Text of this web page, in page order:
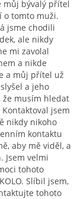
můj bývalý přítel
o tomto muži.
jsme chodili
ale nikdy
mi zavolal
a nikde
a můj přítel už
a jeho
že musím hledat
jsem
nikdy nikoho
kontaktu
aby mě viděl, a
velmi
tohoto
Slíbil jsem,
tohoto